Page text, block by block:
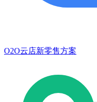
O2O云店新零售方案